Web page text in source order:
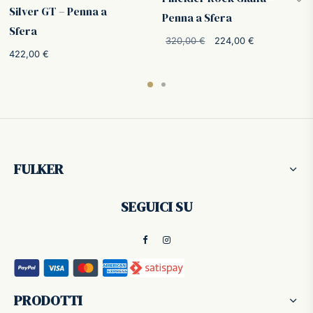
Silver GT – Penna a
Sfera
422,00 €
Penna a Sfera
320,00€
Il prezzo
224,00 €
FULKER
SEGUICI SU
PRODOTTI